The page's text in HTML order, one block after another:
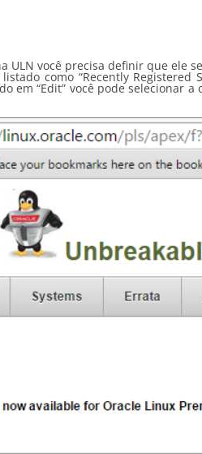
ULN você precisa definir que ele
como “Recently
em “Edit” você pode selecionar a